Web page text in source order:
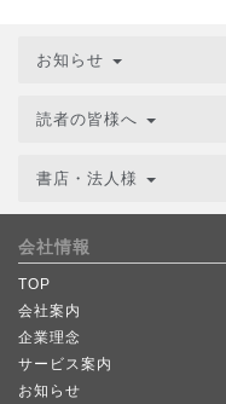
お知らせ
読者の皆様へ
書店・法人様
会社情報
TOP
会社案内
企業理念
サービス案内
お知らせ